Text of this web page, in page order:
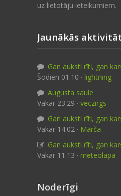
uz lietotāju ieteikumiem.
Jaunākās
Gan auksti rīti, gan
Šodien 01:10 · lightning
Augusta saule
Vakar 23:29 · veczirgs
Gan auksti rīti, gan
Vakar 14:02 · Mārča
Gan auksti rīti, gan
Vakar 11:13 · meteolapa
Noderīgi